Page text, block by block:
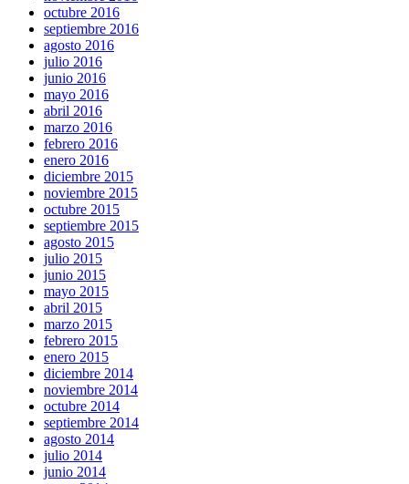
octubre 2016
septiembre 2016
agosto 2016
julio 2016
junio 2016
mayo 2016
abril 2016
marzo 2016
febrero 2016
enero 2016
diciembre 2015
noviembre 2015
octubre 2015
septiembre 2015
agosto 2015
julio 2015
junio 2015
mayo 2015
abril 2015
marzo 2015
febrero 2015
enero 2015
diciembre 2014
noviembre 2014
octubre 2014
septiembre 2014
agosto 2014
julio 2014
junio 2014